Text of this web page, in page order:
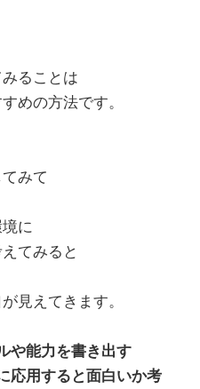
ることは
めの方法です。
みて
に
てみると
見えてきます。
や能力を書き出す
応用すると面白いか考